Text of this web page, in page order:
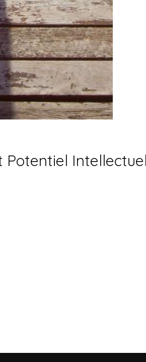
Potentiel Intellectuel